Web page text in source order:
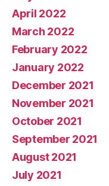
April 2022
March 2022
February 2022
January 2022
December 2021
November 2021
October 2021
September 2021
August 2021
July 2021